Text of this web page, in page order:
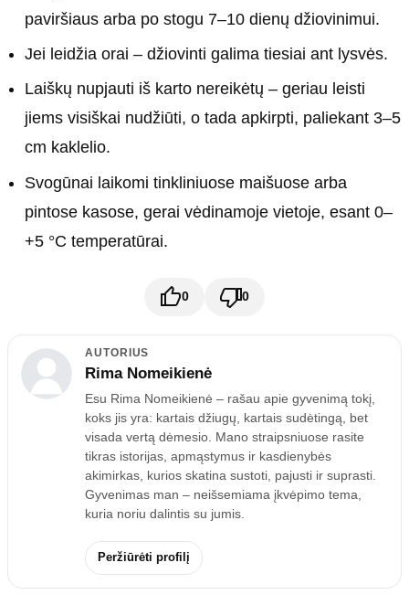
paviršiaus arba po stogu 7–10 dienų džiovinimui.
Jei leidžia orai – džiovinti galima tiesiai ant lysvės.
Laiškų nupjauti iš karto nereikėtų – geriau leisti
jiems visiškai nudžiūti, o tada apkirpti, paliekant 3–5
cm kaklelio.
Svogūnai laikomi tinkliniuose maišuose arba
pintose kasose, gerai vėdinamoje vietoje, esant 0–
+5 °C temperatūrai.
0 0
AUTORIUS
Rima Nomeikienė
Esu Rima Nomeikienė – rašau apie gyvenimą tokį,
koks jis yra: kartais džiugų, kartais sudėtingą, bet
visada vertą dėmesio. Mano straipsniuose rasite
tikras istorijas, apmąstymus ir kasdienybės
akimirkas, kurios skatina sustoti, pajusti ir suprasti.
Gyvenimas man – neišsemiama įkvėpimo tema,
kuria noriu dalintis su jumis.
Peržiūrėti profilį